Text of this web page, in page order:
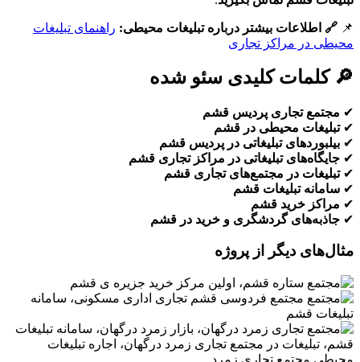
📌 🔗 اطلاعات بیشتر درباره تبلیغات محیطی: راهنمای تبلیغات
محیطی در مراکز تجاری
🔎 کلمات کلیدی سئو شده
✔ مجتمع تجاری پردیس قشم
✔تبلیغات محیطی در قشم
✔ بیلبوردهای تبلیغاتی در پردیس قشم
✔ جایگاه‌های تبلیغاتی در مراکز تجاری قشم
✔تبلیغات در مجتمع‌های تجاری قشم
✔ سامانه تبلیغات قشم
✔ مراکز خرید قشم
✔ جاذبه‌های گردشگری و خرید در قشم
مثال‌های دیگر از پروژه